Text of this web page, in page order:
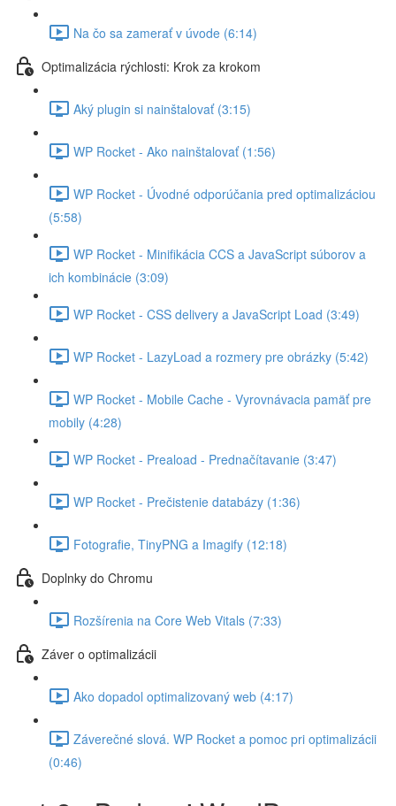
Na čo sa zamerať v úvode (6:14)
Optimalizácia rýchlosti: Krok za krokom
Aký plugin si nainštalovať (3:15)
WP Rocket - Ako nainštalovať (1:56)
WP Rocket - Úvodné odporúčania pred optimalizáciou
(5:58)
WP Rocket - Minifikácia CCS a JavaScript súborov a
ich kombinácie (3:09)
WP Rocket - CSS delivery a JavaScript Load (3:49)
WP Rocket - LazyLoad a rozmery pre obrázky (5:42)
WP Rocket - Mobile Cache - Vyrovnávacia pamäť pre
mobily (4:28)
WP Rocket - Preaload - Prednačítavanie (3:47)
WP Rocket - Prečistenie databázy (1:36)
Fotografie, TinyPNG a Imagify (12:18)
Doplnky do Chromu
Rozšírenia na Core Web Vitals (7:33)
Záver o optimalizácii
Ako dopadol optimalizovaný web (4:17)
Záverečné slová. WP Rocket a pomoc pri optimalizácii
(0:46)